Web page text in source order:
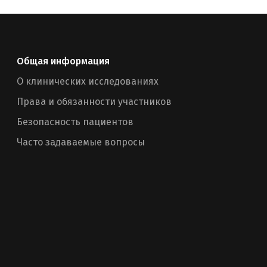
Общая информация
О клинических исследованиях
Права и обязанности участников
Безопасность пациентов
Часто задаваемые вопросы